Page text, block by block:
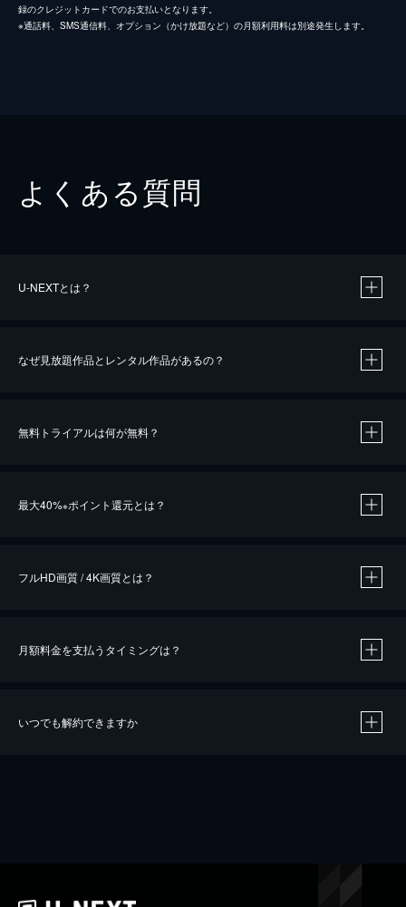
録のクレジットカードでのお支払いとなります。
※通話料、SMS通信料、オプション（かけ放題など）の月額利用料は別途発生します。
よくある質問
U-NEXTとは？
なぜ見放題作品とレンタル作品があるの？
無料トライアルは何が無料？
最大40%※ポイント還元とは？
※40％ポイント還元の対象は、クレジットカード決済による作品の購入 / レンタルです。
iOSアプリのUコイン決済による作品の購入 / レンタルは、20％のポイント還元です。
フルHD画質 / 4K画質とは？
月額料金を支払うタイミングは？
いつでも解約できますか